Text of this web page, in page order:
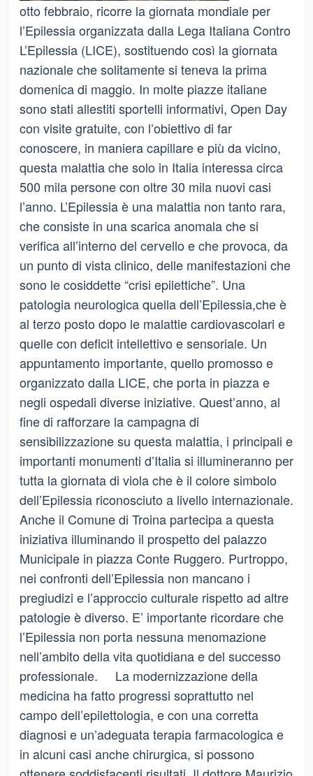
otto febbraio, ricorre la giornata mondiale per
l’Epilessia organizzata dalla Lega Italiana Contro
L’Epilessia (LICE), sostituendo così la giornata
nazionale che solitamente si teneva la prima
domenica di maggio. In molte piazze italiane
sono stati allestiti sportelli informativi, Open Day
con visite gratuite, con l’obiettivo di far
conoscere, in maniera capillare e più da vicino,
questa malattia che solo in Italia interessa circa
500 mila persone con oltre 30 mila nuovi casi
l’anno. L’Epilessia è una malattia non tanto rara,
che consiste in una scarica anomala che si
verifica all’interno del cervello e che provoca, da
un punto di vista clinico, delle manifestazioni che
sono le cosiddette “crisi epilettiche”. Una
patologia neurologica quella dell’Epilessia,che è
al terzo posto dopo le malattie cardiovascolari e
quelle con deficit intellettivo e sensoriale. Un
appuntamento importante, quello promosso e
organizzato dalla LICE, che porta in piazza e
negli ospedali diverse iniziative. Quest’anno, al
fine di rafforzare la campagna di
sensibilizzazione su questa malattia, i principali e
importanti monumenti d’Italia si illumineranno per
tutta la giornata di viola che è il colore simbolo
dell’Epilessia riconosciuto a livello internazionale.
Anche il Comune di Troina partecipa a questa
iniziativa illuminando il prospetto del palazzo
Municipale in piazza Conte Ruggero. Purtroppo,
nei confronti dell’Epilessia non mancano i
pregiudizi e l’approccio culturale rispetto ad altre
patologie è diverso. E’ importante ricordare che
l’Epilessia non porta nessuna menomazione
nell’ambito della vita quotidiana e del successo
professionale. La modernizzazione della
medicina ha fatto progressi soprattutto nel
campo dell’epilettologia, e con una corretta
diagnosi e un’adeguata terapia farmacologica e
in alcuni casi anche chirurgica, si possono